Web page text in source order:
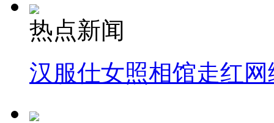
热点新闻
汉服仕女照相馆走红网